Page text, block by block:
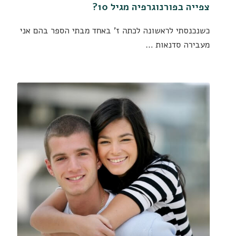
צפייה בפורנוגרפיה מגיל 10?
כשנכנסתי לראשונה לכתה ז' באחד מבתי הספר בהם אני
מעבירה סדנאות …